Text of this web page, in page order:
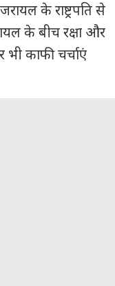
के राष्ट्रपति से
के बीच रक्षा और
काफी चर्चाएं